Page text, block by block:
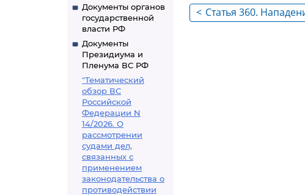
Документы органов
государственной
власти РФ
Документы
Президиума и
Пленума ВС РФ
"Тематический
обзор ВС
Российской
Федерации N
14/2026. О
рассмотрении
судами дел,
связанных с
применением
законодательства о
противодействии
< Статья 360.